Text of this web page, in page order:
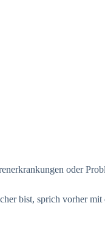
oder
bist, sprich vorher mit